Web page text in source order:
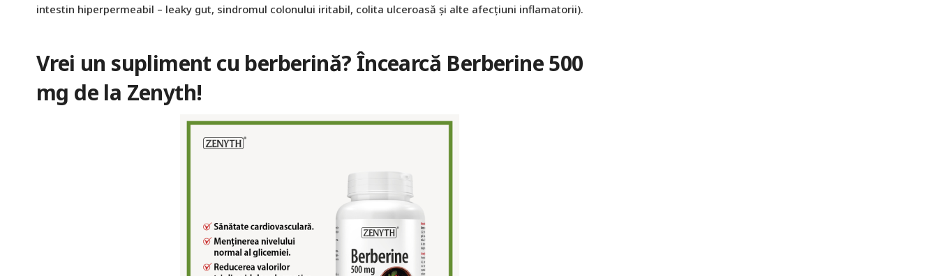
intestin hiperpermeabil – leaky gut, sindromul colonului iritabil, colita ulceroasă și alte afecțiuni inflamatorii).
Vrei un supliment cu berberină? Încearcă Berberine 500
mg de la Zenyth!